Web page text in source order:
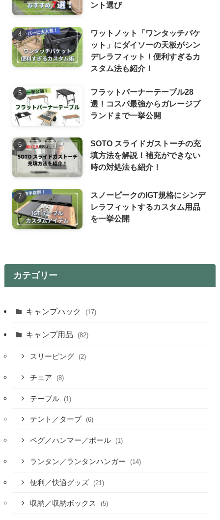
ント選び
ワットノット「ワンタッチバケ
ット」にダイソーの天板がシン
デレラフィット！便利すぎるカ
スタム法も紹介！
フラットバーナーテーブル28
選！コスパ最強からガレージブ
ランドまで一挙公開
SOTO スライドガストーチの充
填方法を解説！補充ができない
時の対処法も紹介！
スノーピークのIGT規格にシンデ
レラフィットするカスタム用品
を一挙公開
カテゴリー
キャンプハック (17)
キャンプ用品 (82)
スリーピング (2)
チェア (8)
テーブル (1)
テント／タープ (6)
ペグ／ハンマー／ポール (1)
ランタン／ランタンハンガー (14)
便利／快適グッズ (21)
収納／収納ボックス (5)